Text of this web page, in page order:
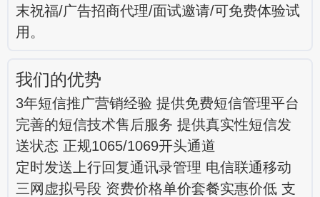
末祝福/广告招商代理/面试邀请/可免费体验试
用。
我们的优势
3年短信推广营销经验 提供免费短信管理平台
完善的短信技术售后服务 提供真实性短信发
送状态 正规1065/1069开头通道
定时发送上行回复通讯录管理 电信联通移动
三网虚拟号段 资费价格单价套餐实惠价低 支